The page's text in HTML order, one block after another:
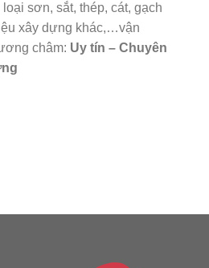
sơn, sắt, thép, cát, gạch
xây dựng khác,…vận
châm: Uy tín – Chuyên